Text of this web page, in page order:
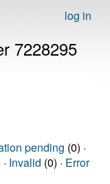
log in
7228295
pending (0) ·
Invalid (0) · Error